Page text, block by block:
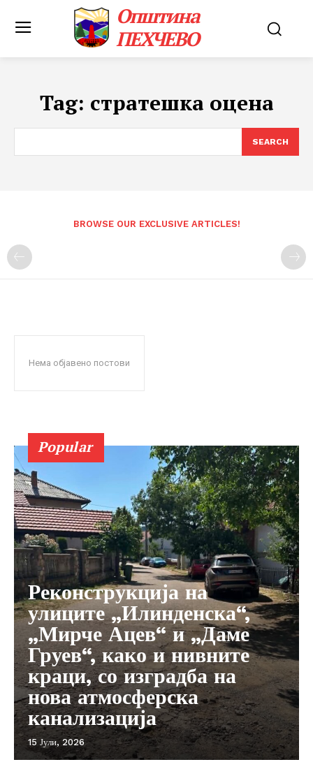
Општина
ПЕХЧЕВО
Tag: стратешка оцена
SEARCH
BROWSE OUR EXCLUSIVE ARTICLES!
Нема објавено постови
Popular
Реконструкција на
улиците „Илинденска“,
„Мирче Ацев“ и „Даме
Груев“, како и нивните
краци, со изградба на
нова атмосферска
канализација
15 Јули, 2026